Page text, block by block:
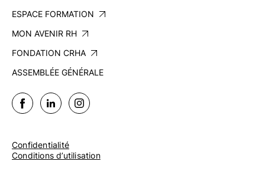
ESPACE FORMATION
MON AVENIR RH
FONDATION CRHA
ASSEMBLÉE GÉNÉRALE
Confidentialité
Conditions d’utilisation